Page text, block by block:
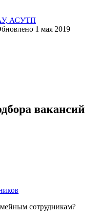
АСУТП
1 мая 2019
вакансий
сотрудникам?